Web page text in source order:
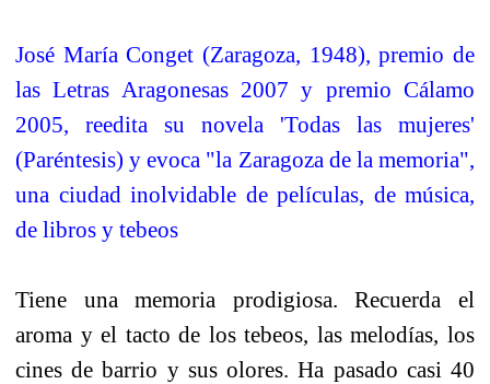
José María Conget (Zaragoza, 1948), premio de
las Letras Aragonesas 2007 y premio Cálamo
2005, reedita su novela 'Todas las mujeres'
(Paréntesis) y evoca "la Zaragoza de la memoria",
una ciudad inolvidable de películas, de música,
de libros y tebeos
Tiene una memoria prodigiosa. Recuerda el
aroma y el tacto de los tebeos, las melodías, los
cines de barrio y sus olores. Ha pasado casi 40